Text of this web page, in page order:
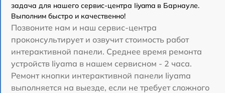
задача для нашего сервис-центра Iiyama в Барнауле.
Выполним быстро и качественно!
Позвоните нам и наш сервис-центра
проконсультирует и озвучит стоимость работ
интерактивной панели. Среднее время ремонта
устройств Iiyama в нашем сервисном - 2 часа.
Ремонт кнопки интерактивной панели Iiyama
выполняется на выезде, если не требует сложного